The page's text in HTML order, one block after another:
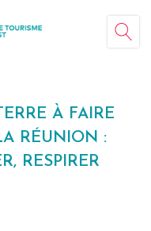
À FAIRE
RÉUNION :
RESPIRER